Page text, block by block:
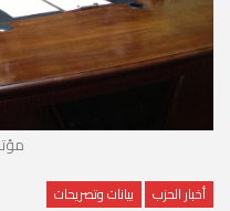
أخبار الحزب بيانات وتصريحات